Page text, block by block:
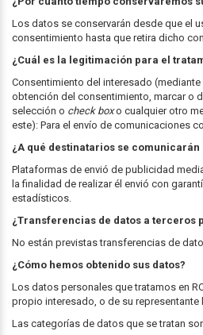
Los datos se conservarán desde que el
consentimiento hasta que retira dicho
¿Cuál es la legitimación para el
Consentimiento del interesado
obtención del consentimiento, marcar o
selección o check boxo cualquier otro
este): Para el envío de comunicaciones
¿A qué destinatarios se comunicarán
Plataformas de envió de publicidad
la finalidad de realizar él envió con
estadísticos.
¿Transferencias de datos a terceros
No están previstas transferencias de
¿Cómo hemos obtenido sus datos?
Los datos personales que tratamos en
propio interesado, o de su representante
Las categorías de datos que se tratan